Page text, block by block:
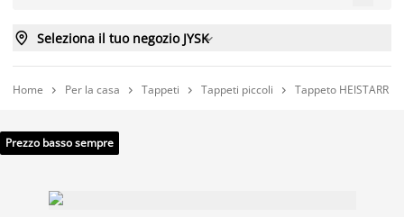
 Seleziona il tuo negozio JYSK
Home  Per la casa  Tappeti  Tappeti piccoli  Tappeto HEISTARR
Prezzo basso sempre